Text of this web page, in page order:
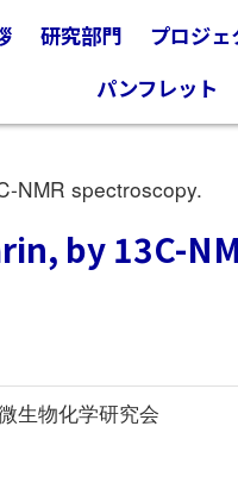
研究部門 プロジェ
パンフレット
NMR spectroscopy.
by 13C-
生物化学研究会